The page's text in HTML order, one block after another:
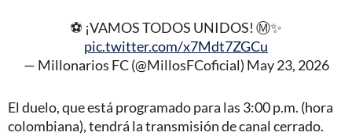
​⚽ ¡VAMOS TODOS UNIDOS! Ⓜ️✨
pic.twitter.com/x7Mdt7ZGCu
— Millonarios FC (@MillosFCoficial) May 23, 2026
El duelo, que está programado para las 3:00 p.m. (hora
colombiana), tendrá la transmisión de canal cerrado.